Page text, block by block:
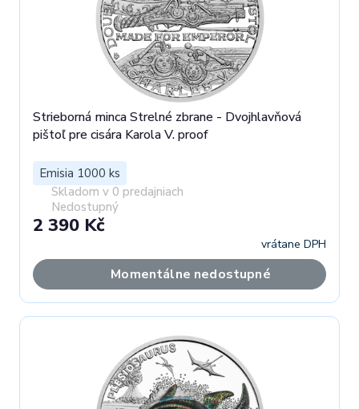
Strieborná minca Strelné zbrane - Dvojhlavňová
pištoľ pre cisára Karola V. proof
Emisia 1000 ks
Skladom v 0 predajniach
Nedostupný
2 390 Kč
vrátane DPH
Momentálne nedostupné